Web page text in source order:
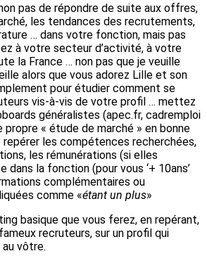
pas de répondre de suite aux offres,
les tendances des recrutements,
… dans votre fonction, mais pas
à votre secteur d’activité, à votre
la France … non pas que je veuille
alors que vous adorez Lille et son
pour étudier comment se
vis-à-vis de votre profil … mettez
généralistes (apec.fr, cadremploi
propre « étude de marché » en bonne
les compétences recherchées,
les rémunérations (si elles
dans la fonction (pour vous ‘+ 10ans’
complémentaires ou
comme «étant un plus»
basique que vous ferez, en repérant,
recruteurs, sur un profil qui
au vôtre.